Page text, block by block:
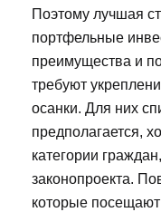
Поэтому лучшая
портфельные
преимущества и
требуют
осанки. Для них
предполагается,
категории
законопроекта.
которые посещают